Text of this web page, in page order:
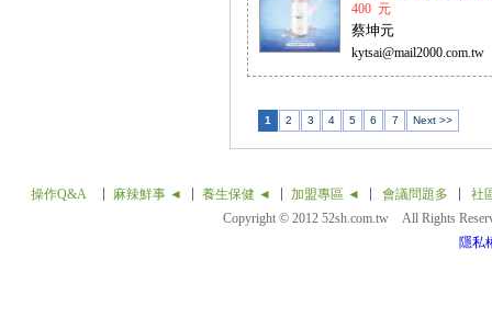
400 元
蔡坤元
kytsai@mail2000.com.tw
1 2 3 4 5 6 7 Next >>
操作Q&A 麻辣鮮事 ◄ 養生保健 ◄ 加盟專區 ◄ 會議問題多
社
Copyright © 2012 52sh.com.tw All Rights
隱私